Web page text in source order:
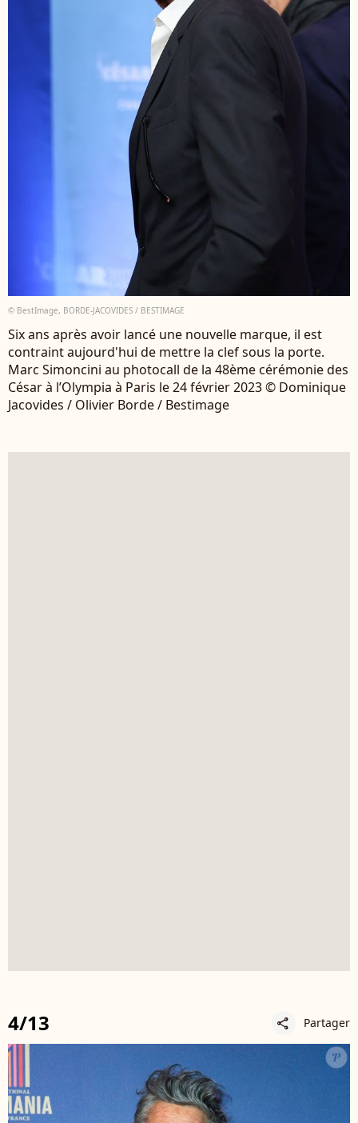
© BestImage, BORDE-JACOVIDES / BESTIMAGE
Six ans après avoir lancé une nouvelle marque, il est
contraint aujourd'hui de mettre la clef sous la porte.
Marc Simoncini au photocall de la 48ème cérémonie des
César à l’Olympia à Paris le 24 février 2023 © Dominique
Jacovides / Olivier Borde / Bestimage
4/13 share Partager